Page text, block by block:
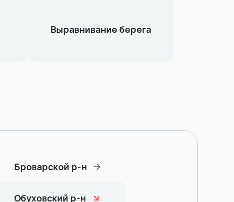
Выравнивание берега
Броварской р-н
Обуховский р-н